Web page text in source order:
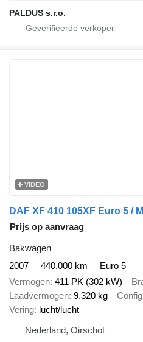
PALDUS s.r.o.
VIDEO
Prijs op aanvraag
Bakwagen
2007
440.000 km
Euro 5
Vermogen 411 PK (302 kW)
Laadvermogen 9.320 kg
Vering lucht/lucht
Nederland, Oirschot